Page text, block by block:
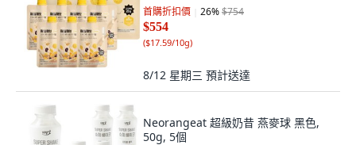
首購折扣價 26%$754
$554
($17.59/10g)
8/12 星期三 預計送達
Neorangeat 超級奶昔 燕麥球 黑色,
50g, 5個